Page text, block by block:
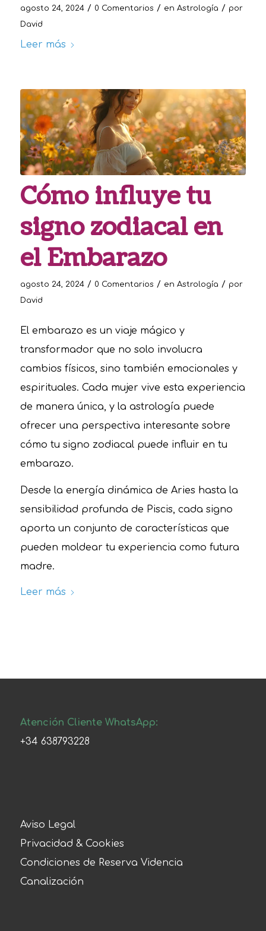
agosto 24, 2024 / 0 Comentarios / en Astrología / por
David
Leer más
Cómo influye tu
signo zodiacal en
el Embarazo
agosto 24, 2024 / 0 Comentarios / en Astrología / por
David
El embarazo es un viaje mágico y
transformador que no solo involucra
cambios físicos, sino también emocionales y
espirituales. Cada mujer vive esta experiencia
de manera única, y la astrología puede
ofrecer una perspectiva interesante sobre
cómo tu signo zodiacal puede influir en tu
embarazo.
Desde la energía dinámica de Aries hasta la
sensibilidad profunda de Piscis, cada signo
aporta un conjunto de características que
pueden moldear tu experiencia como futura
madre.
Leer más
Atención Cliente WhatsApp:
+34 638793228
Aviso Legal
Privacidad & Cookies
Condiciones de Reserva Videncia
Canalización